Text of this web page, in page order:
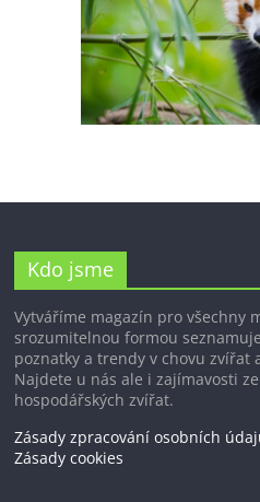
Kdo jsme
Vytváříme magazín pro všechny
srozumitelnou formou
poznatky a trendy v chovu zvířat
Najdete u nás ale i zajímavosti
hospodářských zvířat.
Zásady zpracování osobních
Zásady cookies